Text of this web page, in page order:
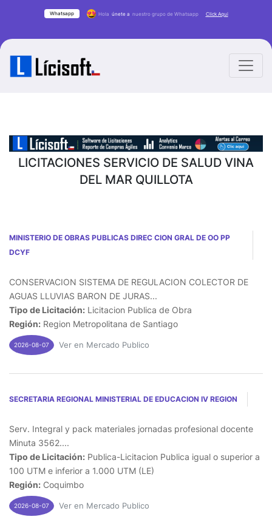
Whatsapp Hola únete a nuestro grupo de Whatsapp Click Aqui
LICITACIONES SERVICIO DE SALUD VINA
DEL MAR QUILLOTA
MINISTERIO DE OBRAS PUBLICAS DIREC CION GRAL DE OO PP
DCYF
CONSERVACION SISTEMA DE REGULACION COLECTOR DE
AGUAS LLUVIAS BARON DE JURAS...
Tipo de Licitación: Licitacion Publica de Obra
Región: Region Metropolitana de Santiago
2026-08-07 Ver en Mercado Publico
SECRETARIA REGIONAL MINISTERIAL DE EDUCACION IV REGION
Serv. Integral y pack materiales jornadas profesional docente
Minuta 3562....
Tipo de Licitación: Publica-Licitacion Publica igual o superior a
100 UTM e inferior a 1.000 UTM (LE)
Región: Coquimbo
2026-08-07 Ver en Mercado Publico